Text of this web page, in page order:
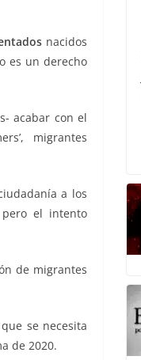
nacidos
es un derecho
acabar con el
migrantes
a los
pero el intento
de migrantes
se necesita
de 2020.